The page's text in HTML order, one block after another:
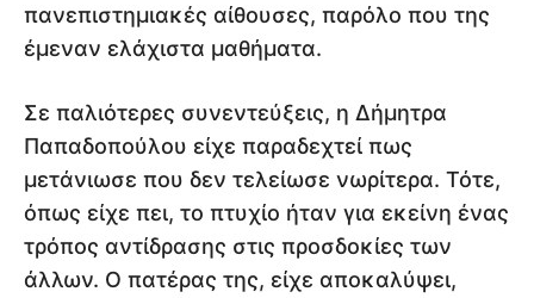
πανεπιστημιακές αίθουσες, παρόλο που της
έμεναν ελάχιστα μαθήματα.
Σε παλιότερες συνεντεύξεις, η Δήμητρα
Παπαδοπούλου είχε παραδεχτεί πως
μετάνιωσε που δεν τελείωσε νωρίτερα. Τότε,
όπως είχε πει, το πτυχίο ήταν για εκείνη ένας
τρόπος αντίδρασης στις προσδοκίες των
άλλων. Ο πατέρας της, είχε αποκαλύψει,